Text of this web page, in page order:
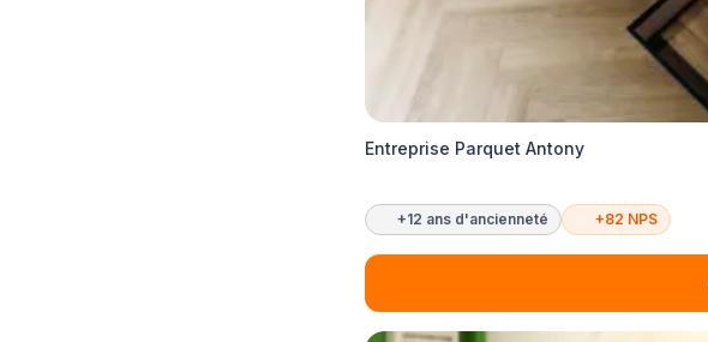
Entreprise Parquet Antony
+12 ans d'ancienneté +82 NPS